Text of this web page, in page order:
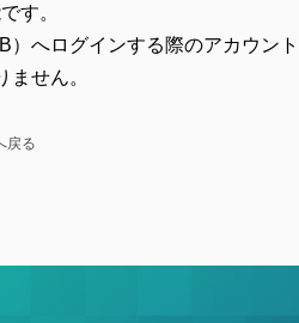
す。
）へログインする際のアカウント
せん。
戻る